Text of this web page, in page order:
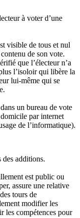
à voter d’une
visible de tous et nul
de son vote.
que l’électeur n’a
l’isoloir qui libère la
lui-même qui se
un bureau de vote
par internet
de l’informatique).
additions.
est public ou
assure une relative
tours de
modifier les
les compétences pour